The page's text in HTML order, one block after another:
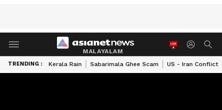
MALAYALAM
TRENDING : Kerala Rain Sabarimala Ghee Scam US - Iran Conflict